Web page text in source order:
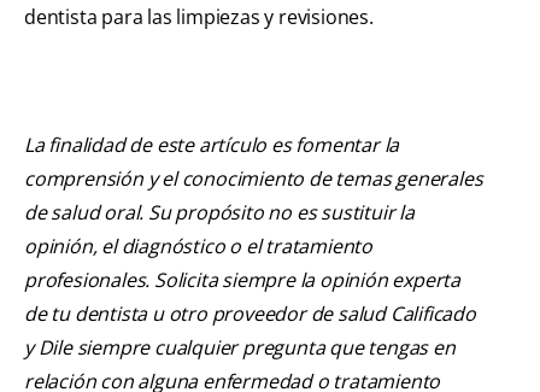
dentista para las limpiezas y revisiones.
La finalidad de este artículo es fomentar la
comprensión y el conocimiento de temas generales
de salud oral. Su propósito no es sustituir la
opinión, el diagnóstico o el tratamiento
profesionales. Solicita siempre la opinión experta
de tu dentista u otro proveedor de salud Calificado
y Dile siempre cualquier pregunta que tengas en
relación con alguna enfermedad o tratamiento